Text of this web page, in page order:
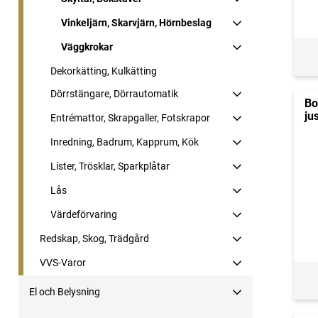
Vinkeljärn, Skarvjärn, Hörnbeslag
Väggkrokar
Dekorkätting, Kulkätting
Dörrstängare, Dörrautomatik
Entrémattor, Skrapgaller, Fotskrapor
Inredning, Badrum, Kapprum, Kök
Lister, Trösklar, Sparkplåtar
Lås
Värdeförvaring
Redskap, Skog, Trädgård
VVS-Varor
El och Belysning